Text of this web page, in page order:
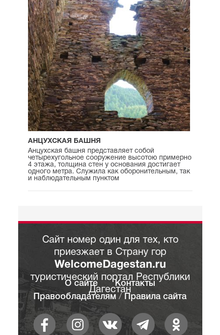
АНЦУХСКАЯ БАШНЯ
Анцухская башня представляет собой
четырехугольное сооружение высотою примерно
4 этажа, толщина стен у основания достигает
одного метра. Cлужила как оборонительным, так
и наблюдательным пунктом
Сайт номер один для тех, кто
приезжает в Страну гор
WelcomeDagestan.ru
туристический портал Республики
Дагестан
О сайте
Контакты
Правообладателям / Правила сайта